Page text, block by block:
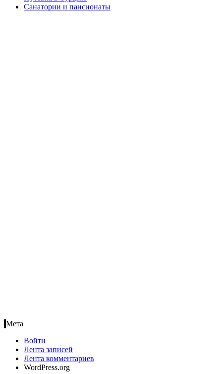
Санатории и пансионаты
Мета
Войти
Лента записей
Лента комментариев
WordPress.org